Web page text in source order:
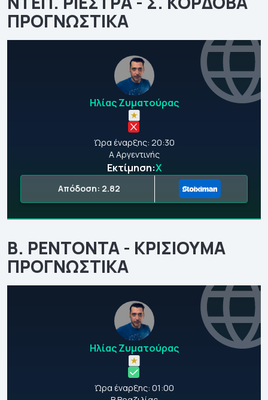
ΠΡΟΓΝΩΣΤΙΚΑ
Ηλίας Ζυματούρας
Ώρα έναρξης: 20:30
Α Αργεντινής
Εκτίμηση:Χ
Απόδοση: 2.82
Β. ΡΕΝΤΟΝΤΑ - ΚΡΙΣΙΟΥΜΑ
ΠΡΟΓΝΩΣΤΙΚΑ
Ηλίας Ζυματούρας
Ώρα έναρξης: 01:00